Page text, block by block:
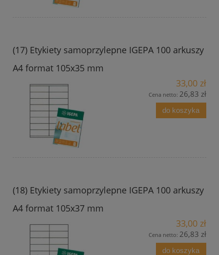
(17) Etykiety samoprzylepne IGEPA 100 arkuszy
A4 format 105x35 mm
33,00 zł
Cena netto: 26,83 zł
do koszyka
(18) Etykiety samoprzylepne IGEPA 100 arkuszy
A4 format 105x37 mm
33,00 zł
Cena netto: 26,83 zł
do koszyka